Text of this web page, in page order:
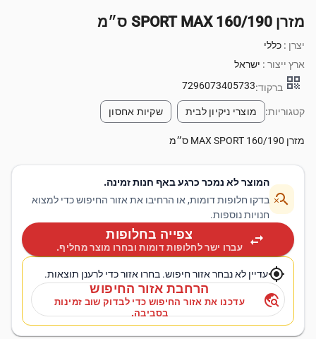
מזרן SPORT MAX 160/190 ס״מ
יצרן : כללי
ארץ ייצור : ישראל
qr_code ברקוד:7296073405733
קטגוריות: מוצרי ניקיון לבית שקיות אחסון
מזרן MAX SPORT 160/190 ס״מ
search_off
המוצר לא נמכר כרגע באף חנות זמינה.
בדקו חלופות דומות, או הרחיבו את אזור החיפוש כדי למצוא
חנויות נוספות.
swap_horiz צפייה בחלופות
עברו ישר לחלופות דומות ובחרו מוצר מחליף.
my_locationעדיין לא נבחר אזור חיפוש. בחרו אזור כדי לרענן תוצאות.
travel_explore
הרחבת אזור החיפוש
עדכנו את אזור החיפוש כדי לבדוק שוב זמינות
בסביבה.